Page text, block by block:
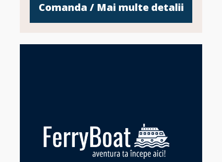
Comanda / Mai multe detalii